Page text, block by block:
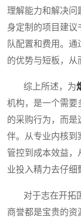
理解能力和解决问
身定制的项目建议
队配置和费用。
的优势与短板，从
综上所述，为
机构，是一个需要
的采购行为，而是
伴。从专业内核到
管控到成本效益，
业投入精力去仔细
对于志在开拓国
商誉都是宝贵的资